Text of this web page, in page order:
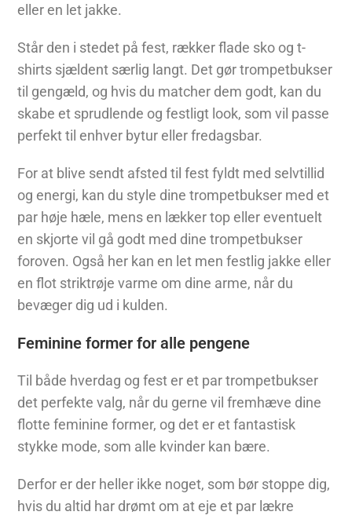
eller en let jakke.
Står den i stedet på fest, rækker flade sko og t-
shirts sjældent særlig langt. Det gør trompetbukser
til gengæld, og hvis du matcher dem godt, kan du
skabe et sprudlende og festligt look, som vil passe
perfekt til enhver bytur eller fredagsbar.
For at blive sendt afsted til fest fyldt med selvtillid
og energi, kan du style dine trompetbukser med et
par høje hæle, mens en lækker top eller eventuelt
en skjorte vil gå godt med dine trompetbukser
foroven. Også her kan en let men festlig jakke eller
en flot striktrøje varme om dine arme, når du
bevæger dig ud i kulden.
Feminine former for alle pengene
Til både hverdag og fest er et par trompetbukser
det perfekte valg, når du gerne vil fremhæve dine
flotte feminine former, og det er et fantastisk
stykke mode, som alle kvinder kan bære.
Derfor er der heller ikke noget, som bør stoppe dig,
hvis du altid har drømt om at eje et par lækre